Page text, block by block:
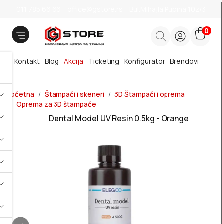
0
Brendovi
Blog Akcija
Kontakt Ticketing Konfigurator
Početna Štampači i skeneri
3D Štampači i oprema
Oprema za 3D štampače
Dental Model UV Resin 0.5kg - Orange